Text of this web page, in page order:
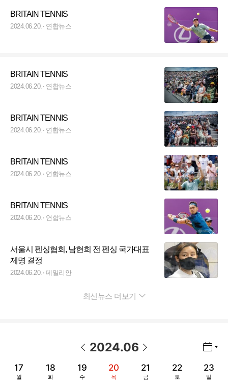
BRITAIN TENNIS
2024.06.20. 연합뉴스
BRITAIN TENNIS
2024.06.20. 연합뉴스
BRITAIN TENNIS
2024.06.20. 연합뉴스
BRITAIN TENNIS
2024.06.20. 연합뉴스
BRITAIN TENNIS
2024.06.20. 연합뉴스
서울시 펜싱협회, 남현희 전 펜싱 국가대표
제명 결정
2024.06.20. 데일리안
최신뉴스 더보기
2024.06
17
월
18
화
19
수
20
목
21
금
22
토
23
일